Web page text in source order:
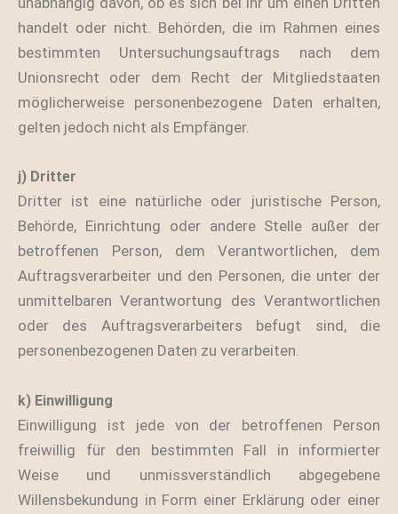
handelt oder nicht. Behörden, die im Rahmen eines
bestimmten Untersuchungsauftrags nach dem
Unionsrecht oder dem Recht der Mitgliedstaaten
möglicherweise personenbezogene Daten erhalten,
gelten jedoch nicht als Empfänger.
j) Dritter
Dritter ist eine natürliche oder juristische Person,
Behörde, Einrichtung oder andere Stelle außer der
betroffenen Person, dem Verantwortlichen, dem
Auftragsverarbeiter und den Personen, die unter der
unmittelbaren Verantwortung des Verantwortlichen
oder des Auftragsverarbeiters befugt sind, die
personenbezogenen Daten zu verarbeiten.
k) Einwilligung
Einwilligung ist jede von der betroffenen Person
freiwillig für den bestimmten Fall in informierter
Weise und unmissverständlich abgegebene
Willensbekundung in Form einer Erklärung oder einer